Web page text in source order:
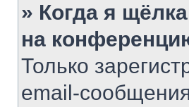
» Когда я
на
Только
email-